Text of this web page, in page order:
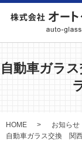
自動車ガラ
HOME
お知らせ
自動車ガラス交換 関